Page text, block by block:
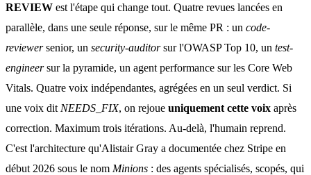
REVIEW est l'étape qui change tout. Quatre revues lancées en
parallèle, dans une seule réponse, sur le même PR : un code-
reviewersenior, un security-auditorsur l'OWASP Top 10, un test-
engineersur la pyramide, un agent performance sur les Core Web
Vitals. Quatre voix indépendantes, agrégées en un seul verdict. Si
une voix dit NEEDS_FIX, on rejoue uniquement cette voix après
correction. Maximum trois itérations. Au-delà, l'humain reprend.
C'est l'architecture qu'Alistair Gray a documentée chez Stripe en
début 2026 sous le nom Minions : des agents spécialisés, scopés, qui